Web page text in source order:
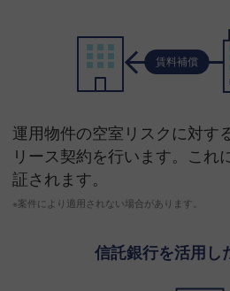
運⽤物件の空室リスクに対す
リース契約を⾏います。これ
証されます。
※案件により適用されない場合があります。
信託銀行を活用し